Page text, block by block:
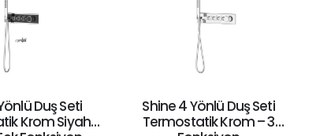
Duş Seti
Krom Siyah
Shine 4 Yönlü Duş Seti
Termostatik Krom – 3